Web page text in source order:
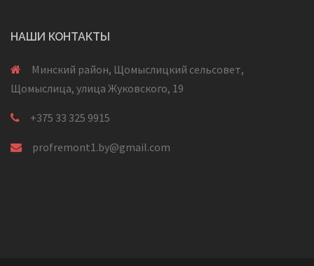
НАШИ КОНТАКТЫ
Минский район, Щомыслицкий сельсовет,
Щомыслица, улица Жуковского, 19
+375 33 325 9915
profremont1.by@gmail.com